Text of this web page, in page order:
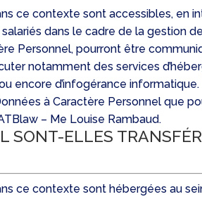
ce contexte sont accessibles, en
dans le cadre de la gestion
Personnel, pourront être
notamment des services
d’infogérance informatique.
à Caractère Personnel que
– Me Louise Rambaud.
SONT-ELLES
ce contexte sont hébergées au